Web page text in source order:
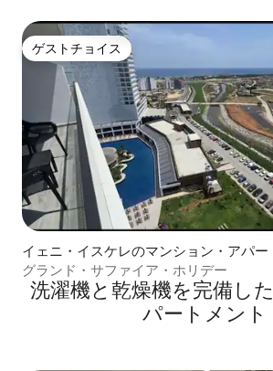
ゲストチョイス
ゲストチョイス
イェニ・イスケレのマンション・アパー
グランド・サファイア・ホリデー
洗濯機と乾燥機を完備し
パートメント